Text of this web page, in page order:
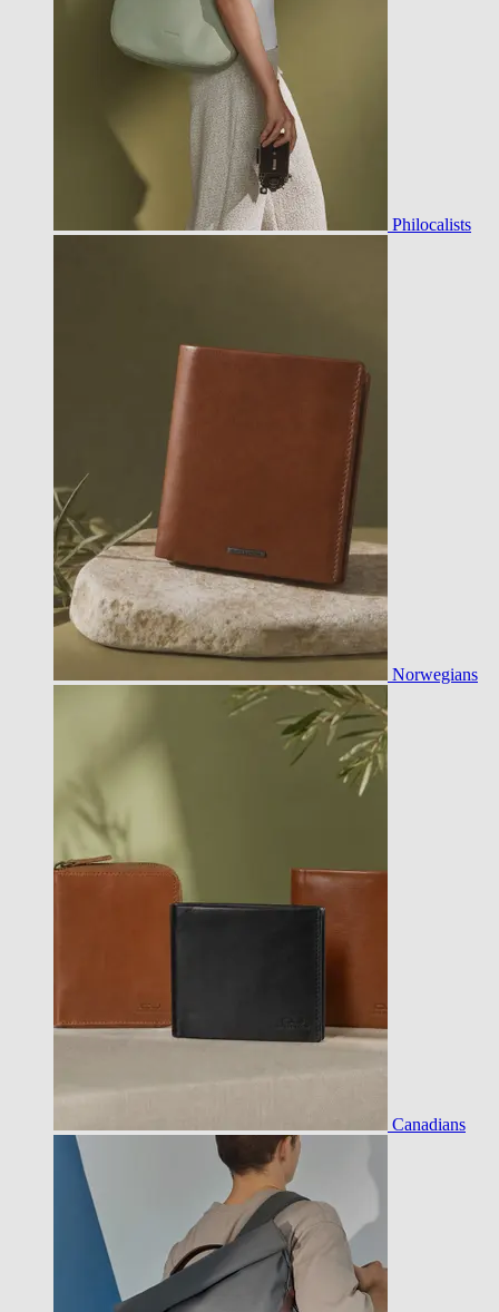
Philocalists
Norwegians
Canadians